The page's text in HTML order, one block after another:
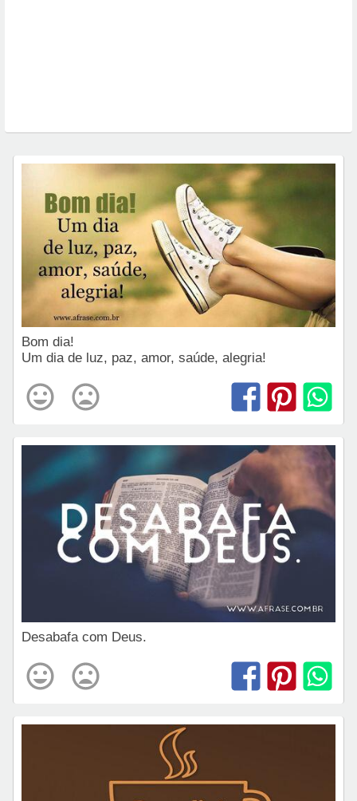
Bom dia!
Um dia de luz, paz, amor, saúde, alegria!
Desabafa com Deus.